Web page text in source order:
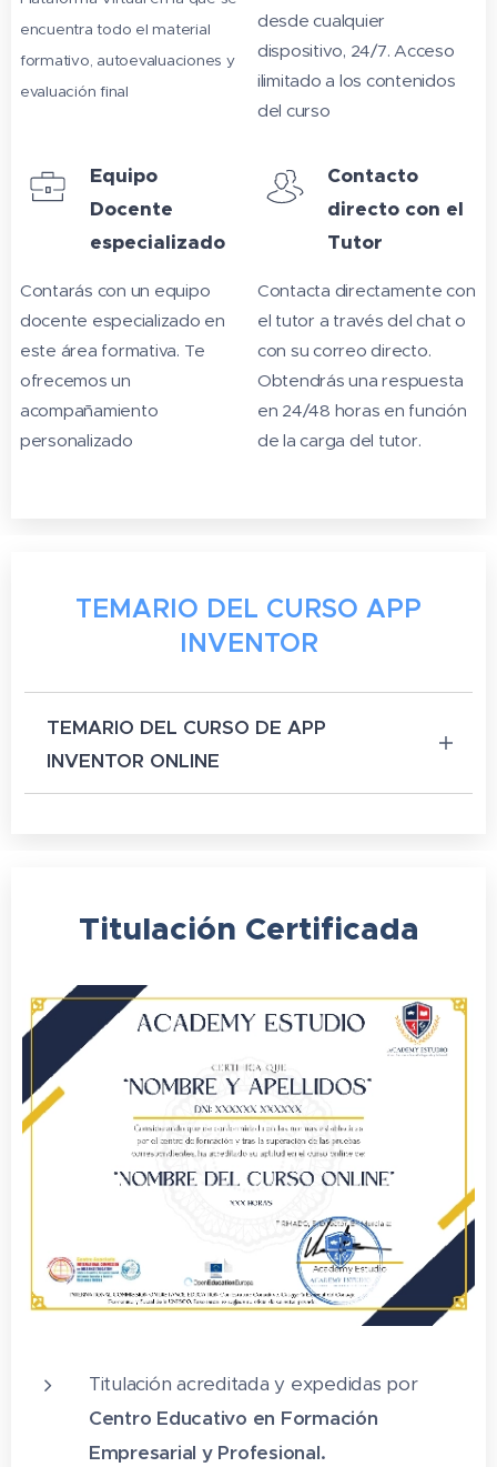
encuentra todo el material
formativo, autoevaluaciones y
evaluación final
desde cualquier
dispositivo, 24/7. Acceso
ilimitado a los contenidos
del curso
Equipo
Docente
especializado
Contarás con un equipo
docente especializado en
este área formativa. Te
ofrecemos un
acompañamiento
personalizado
Contacto
directo con el
Tutor
Contacta directamente con
el tutor a través del chat o
con su correo directo.
Obtendrás una respuesta
en 24/48 horas en función
de la carga del tutor.
TEMARIO DEL CURSO APP
INVENTOR
TEMARIO DEL CURSO DE APP
INVENTOR ONLINE
2. Visualizar la app
3. Darth Vader
4. Calculadora
5. Paint
Ejercicios grupo 1: Primeros pasos
6. Definir variables
8. Botones cambiantes
9. Qué número está pensando
Ejercicios grupo 2: Paleta componentes
11. Traductor
Titulación Certificada
Titulación acreditada y expedidas por
Centro Educativo en Formación
Empresarial y Profesional.